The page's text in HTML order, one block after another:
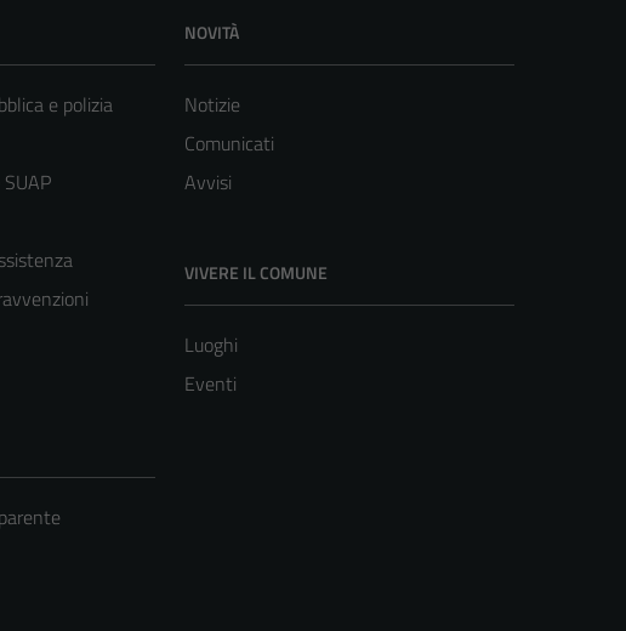
e polizia
NOVITÀ
Notizie
Comunicati
Avvisi
VIVERE IL COMUNE
Luoghi
Eventi